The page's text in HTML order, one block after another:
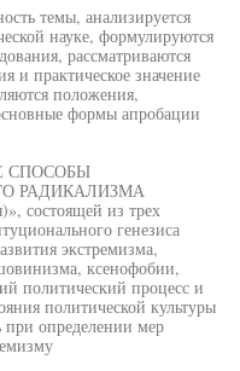
темы, анализируется
науке, формулируются
рассматриваются
и практическое значение
положения,
формы апробации
СПОСОБЫ
РАДИКАЛИЗМА
состоящей из трех
генезиса
экстремизма,
ксенофобии,
политический процесс и
политической культуры
определении мер